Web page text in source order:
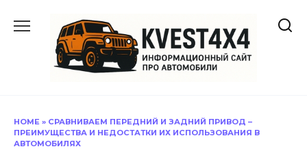
содержанию
HOME » СРАВНИВАЕМ ПЕРЕДНИЙ И ЗАДНИЙ ПРИВОД –
ПРЕИМУЩЕСТВА И НЕДОСТАТКИ ИХ ИСПОЛЬЗОВАНИЯ В
АВТОМОБИЛЯХ